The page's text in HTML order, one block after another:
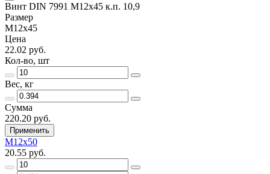
Винт DIN 7991 M12х45 к.п. 10,9
Размер
M12х45
Цена
22.02 руб.
Кол-во, шт
Вес, кг
Сумма
220.20 руб.
Применить
M12х50
20.55 руб.